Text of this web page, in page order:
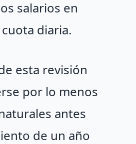
salarios en
diaria.
esta revisión
por lo menos
antes
de un año